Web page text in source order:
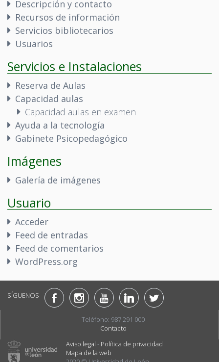
Descripción y contacto
Recursos de información
Servicios bibliotecarios
Usuarios
Servicios e Instalaciones
Reserva de Aulas
Capacidad aulas
Capacidad aulas en examen
Ayuda a la tecnología
Gabinete Psicopedagógico
Imágenes
Galería de imágenes
Usuario
Acceder
Feed de entradas
Feed de comentarios
WordPress.org
SÍGUENOS
Teléfono: 987 291 000
Contacto
Aviso legal - Política de privacidad
Mapa de la web